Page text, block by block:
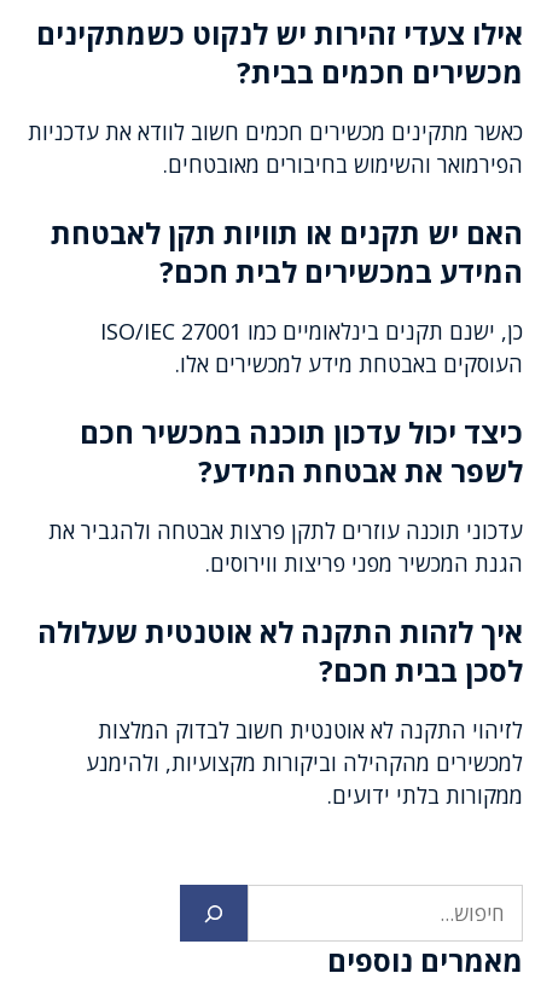
אילו צעדי זהירות יש לנקוט כשמתקינים
מכשירים חכמים בבית?
כאשר מתקינים מכשירים חכמים חשוב לוודא את עדכניות
הפירמואר והשימוש בחיבורים מאובטחים.
האם יש תקנים או תוויות תקן לאבטחת
המידע במכשירים לבית חכם?
כן, ישנם תקנים בינלאומיים כמו ISO/IEC 27001
העוסקים באבטחת מידע למכשירים אלו.
כיצד יכול עדכון תוכנה במכשיר חכם
לשפר את אבטחת המידע?
עדכוני תוכנה עוזרים לתקן פרצות אבטחה ולהגביר את
הגנת המכשיר מפני פריצות ווירוסים.
איך לזהות התקנה לא אוטנטית שעלולה
לסכן בבית חכם?
לזיהוי התקנה לא אוטנטית חשוב לבדוק המלצות
למכשירים מהקהילה וביקורות מקצועיות, ולהימנע
ממקורות בלתי ידועים.
מאמרים נוספים